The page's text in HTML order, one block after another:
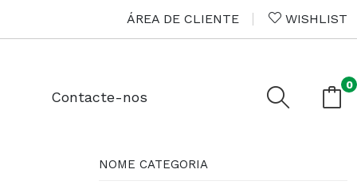
ÁREA DE CLIENTE WISHLIST
Contacte-nos
0
NOME CATEGORIA